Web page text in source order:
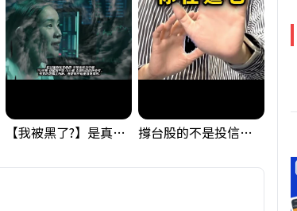
【我被黑了?】是真的聽不懂嗎...還是... #股票分析 #因果分析 撐台股的不是投信，是買ETF的你自己｜Mr.Jimmy高志銘 #ETF #投信買超 #台股